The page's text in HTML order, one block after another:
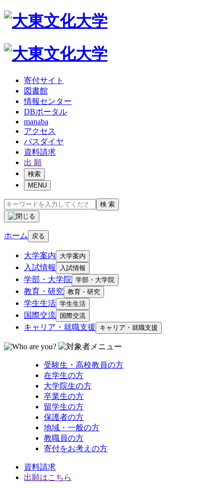
寄付サイト
図書館
情報センター
DBポータル
manaba
アクセス
バスダイヤ
資料請求
出 願
検索
MENU
検 索
ホーム 戻る
大学案内 大学案内
入試情報 入試情報
学部・大学院 学部・大学院
教育・研究 教育・研究
学生生活 学生生活
国際交流 国際交流
キャリア・就職支援 キャリア・就職支援
受験生・高校教員の方
在学生の方
大学院生の方
卒業生の方
留学生の方
保護者の方
地域・一般の方
教職員の方
寄付をお考えの方
資料請求
出願はこちら